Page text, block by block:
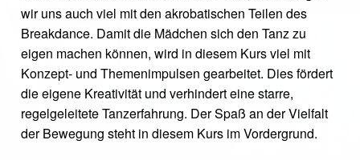
wir uns auch viel mit den akrobatischen Teilen des
Breakdance. Damit die Mädchen sich den Tanz zu
eigen machen können, wird in diesem Kurs viel mit
Konzept- und Themenimpulsen gearbeitet. Dies fördert
die eigene Kreativität und verhindert eine starre,
regelgeleitete Tanzerfahrung. Der Spaß an der Vielfalt
der Bewegung steht in diesem Kurs im Vordergrund.